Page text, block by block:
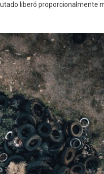
liberó proporcionalmente